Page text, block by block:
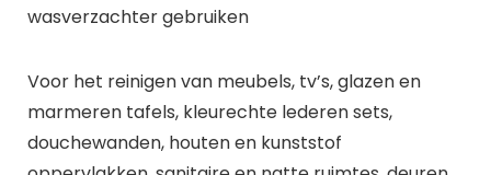
wasverzachter gebruiken
Voor het reinigen van meubels, tv’s, glazen en
marmeren tafels, kleurechte lederen sets,
douchewanden, houten en kunststof